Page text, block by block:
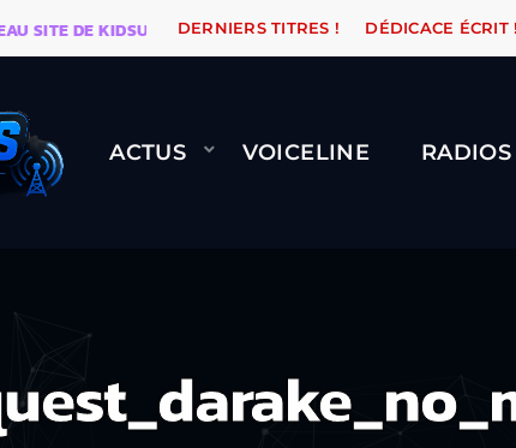
DE KIDSUNE WARÉTRO ORANGE ROAD
DERNIERS TITRES ! DÉDICACE ÉCRIT !
ACTUS VOICELINE RADIOS